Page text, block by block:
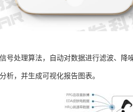
号处理算法，自动对数据进行滤波、
析，并生成可视化报告图表。